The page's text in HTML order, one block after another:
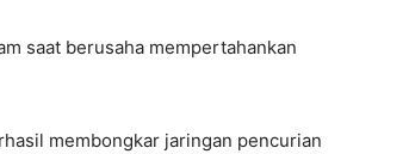
saat berusaha mempertahankan
membongkar jaringan pencurian